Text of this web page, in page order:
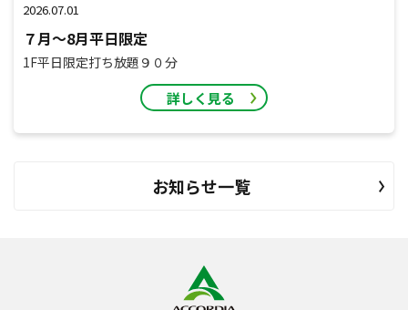
2026.07.01
７月～8月平日限定
1F平日限定打ち放題９０分
詳しく見る
お知らせ一覧